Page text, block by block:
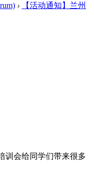
›
【活动通知】兰州
训会给同学们带来很多